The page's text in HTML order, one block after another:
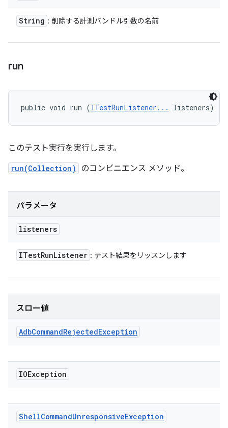
String : 削除する計測バンドル引数の名前
run
public void run (ITestRunListener... listeners)
このテスト実行を実行します。
run(Collection) のコンビニエンス メソッド。
パラメータ
listeners
ITestRunListener : テスト結果をリッスンします
スロー値
AdbCommandRejectedException
IOException
ShellCommandUnresponsiveException